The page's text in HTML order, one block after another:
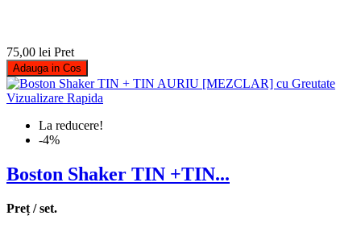
75,00 lei Pret
Adauga in Cos
Vizualizare Rapida
La reducere!
-4%
Boston Shaker TIN +TIN...
Preț / set.